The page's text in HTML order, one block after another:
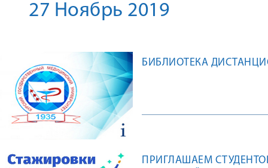
27 Ноябрь 2019
БИБЛИОТЕКА
ПРИГЛАШАЕМ